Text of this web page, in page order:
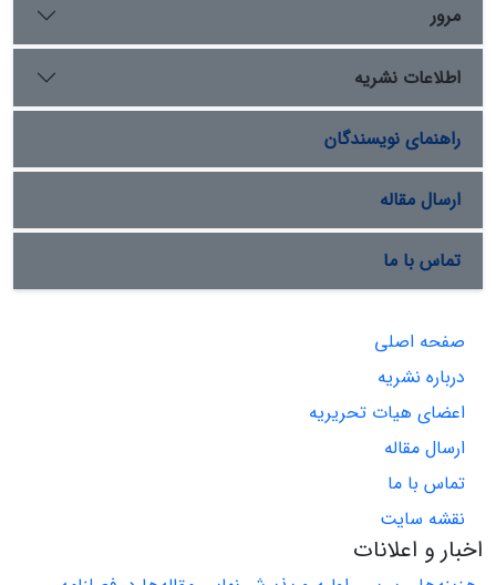
مرور
اطلاعات نشریه
راهنمای نویسندگان
ارسال مقاله
تماس با ما
صفحه اصلی
درباره نشریه
اعضای هیات تحریریه
ارسال مقاله
تماس با ما
نقشه سایت
اخبار و اعلانات